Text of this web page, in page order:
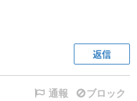
返信
通報 ブロック